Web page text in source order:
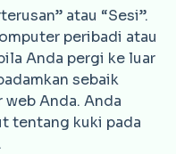
atau “Sesi”.
peribadi atau
Anda pergi ke luar
sebaik
web Anda. Anda
tentang kuki pada
.